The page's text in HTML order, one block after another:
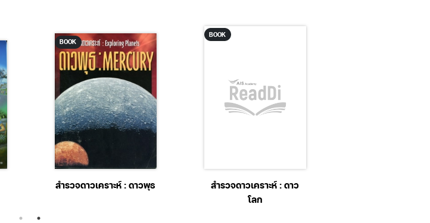
BOOK
สำรวจดาวเคราะห์ : ดาวพุธ
BOOK
สำรวจดาวเคราะห์ : ดาว
โลก